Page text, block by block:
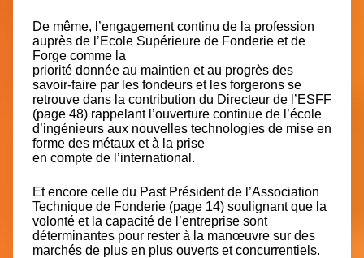
De même, l’engagement continu de la profession
auprès de l’Ecole Supérieure de Fonderie et de
Forge comme la
priorité donnée au maintien et au progrès des
savoir-faire par les fondeurs et les forgerons se
retrouve dans la contribution du Directeur de l’ESFF
(page 48) rappelant l’ouverture continue de l’école
d’ingénieurs aux nouvelles technologies de mise en
forme des métaux et à la prise
en compte de l’international.
Et encore celle du Past Président de l’Association
Technique de Fonderie (page 14) soulignant que la
volonté et la capacité de l’entreprise sont
déterminantes pour rester à la manœuvre sur des
marchés de plus en plus ouverts et concurrentiels.